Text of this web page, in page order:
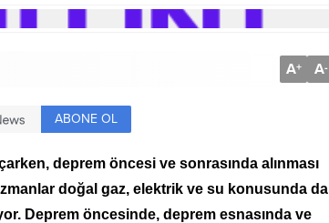
A+ A-
ABONE OL
deprem öncesi ve sonrasında alınması
doğal gaz, elektrik ve su konusunda da
Deprem öncesinde, deprem esnasında ve